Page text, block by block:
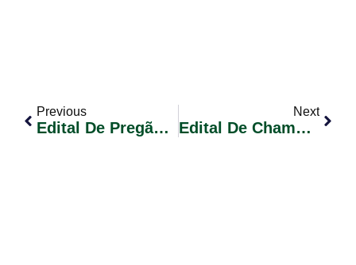
Previous
Edital De Pregão Eletrônico Nº 029/2024 – REGISTRO DE PREÇOS Para Futura E Eventual AQUISIÇÃO DE OXIGÊNIO GASOSO MEDICINAL
Next
Edital De Chamamento Público Nº 003/2024 – Seleção De Projeto Audiovisual Cinema De Rua.